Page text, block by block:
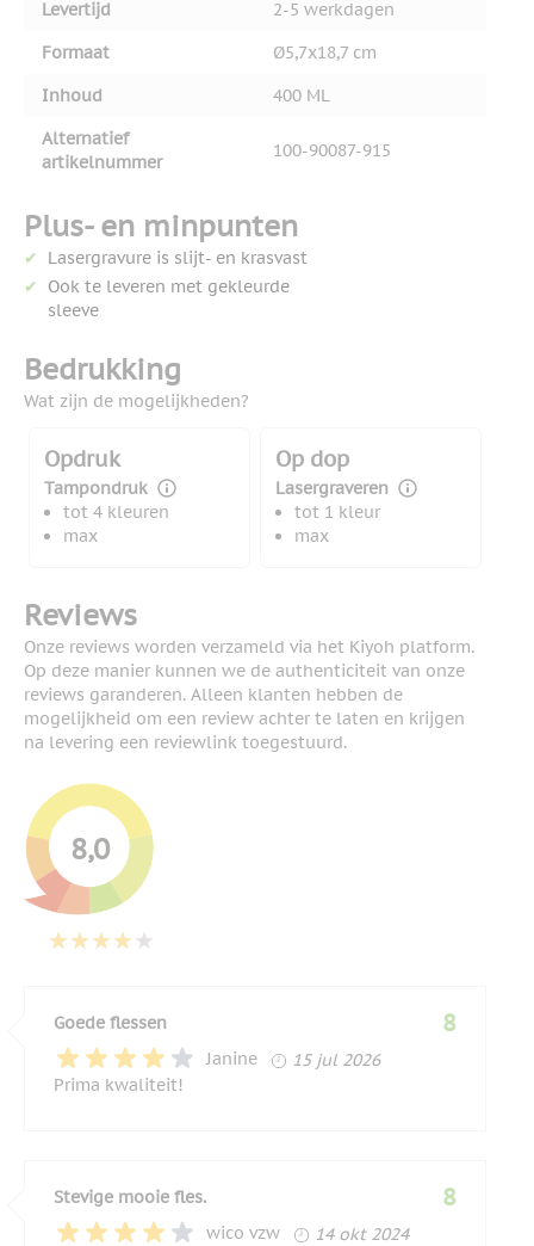
Levertijd
2-5 werkdagen
Formaat
Ø5,7x18,7 cm
Inhoud
400 ML
Alternatief
artikelnummer
100-90087-915
Plus- en minpunten
Lasergravure is slijt- en krasvast
Ook te leveren met gekleurde
sleeve
Bedrukking
Wat zijn de mogelijkheden?
Opdruk
Tampondruk
tot 4 kleuren
max
Op dop
Lasergraveren
tot 1 kleur
max
Reviews
Onze reviews worden verzameld via het Kiyoh platform.
Op deze manier kunnen we de authenticiteit van onze
reviews garanderen. Alleen klanten hebben de
mogelijkheid om een review achter te laten en krijgen
na levering een reviewlink toegestuurd.
8,0
Goede flessen
Janine
15 juli 2026
15 jul 2026
8
Prima kwaliteit!
Stevige mooie fles.
wico vzw
14 oktober 2024
14 okt 2024
8